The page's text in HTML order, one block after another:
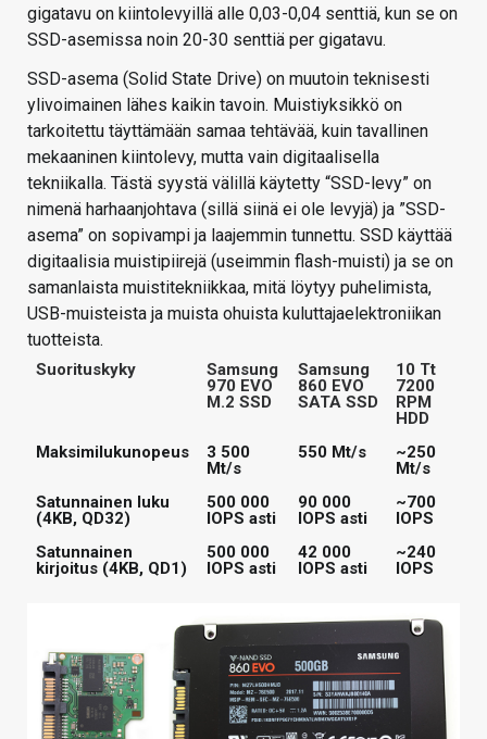
gigatavu on kiintolevyillä alle 0,03-0,04 senttiä, kun se on
SSD-asemissa noin 20-30 senttiä per gigatavu.
SSD-asema (Solid State Drive) on muutoin teknisesti
ylivoimainen lähes kaikin tavoin. Muistiyksikkö on
tarkoitettu täyttämään samaa tehtävää, kuin tavallinen
mekaaninen kiintolevy, mutta vain digitaalisella
tekniikalla. Tästä syystä välillä käytetty “SSD-levy” on
nimenä harhaanjohtava (sillä siinä ei ole levyjä) ja ”SSD-
asema” on sopivampi ja laajemmin tunnettu. SSD käyttää
digitaalisia muistipiirejä (useimmin flash-muisti) ja se on
samanlaista muistitekniikkaa, mitä löytyy puhelimista,
USB-muisteista ja muista ohuista kuluttajaelektroniikan
tuotteista.
Suorituskyky
Samsung
970 EVO
M.2 SSD
Samsung
860 EVO
SATA SSD
10 Tt
7200
RPM
HDD
Maksimilukunopeus
3 500
Mt/s
550 Mt/s
~250
Mt/s
Satunnainen luku
(4KB, QD32)
500 000
IOPS asti
90 000
IOPS asti
~700
IOPS
Satunnainen
kirjoitus (4KB, QD1)
500 000
IOPS asti
42 000
IOPS asti
~240
IOPS